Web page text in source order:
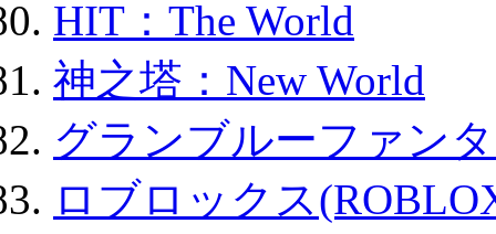
HIT：The World
神之塔：New World
グランブルーファン
ロブロックス